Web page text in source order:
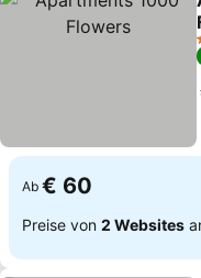
Ab € 60
Preise von 2 Websites